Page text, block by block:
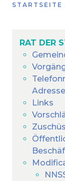
STARTSEITE
RAT DER
Links